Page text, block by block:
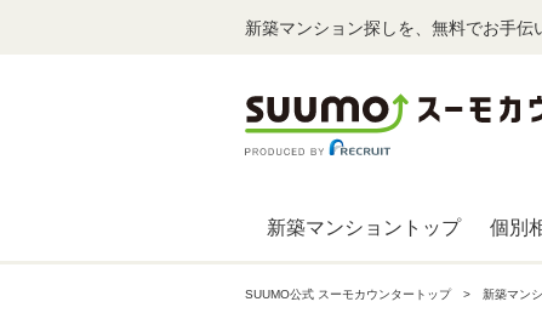
新築マンション探しを、無料でお手伝
新築マンショントップ 個別
SUUMO公式 スーモカウンタートップ 新築マン